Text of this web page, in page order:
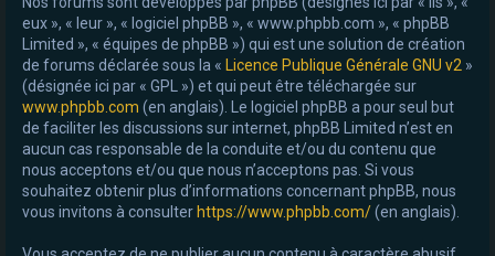
eux », « leur », « logiciel phpBB », « www.phpbb.com », « phpBB
Limited », « équipes de phpBB ») qui est une solution de création
de forums déclarée sous la « Licence Publique Générale GNU v2 »
(désignée ici par « GPL ») et qui peut être téléchargée sur
www.phpbb.com (en anglais). Le logiciel phpBB a pour seul but
de faciliter les discussions sur internet, phpBB Limited n’est en
aucun cas responsable de la conduite et/ou du contenu que
nous acceptons et/ou que nous n’acceptons pas. Si vous
souhaitez obtenir plus d’informations concernant phpBB, nous
vous invitons à consulter https://www.phpbb.com/(en anglais).